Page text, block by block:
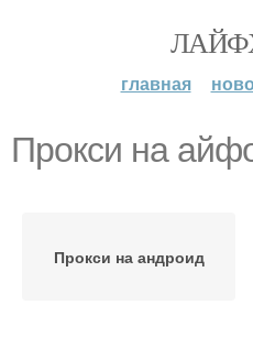
главная
Прокси на
Прокси на андроид